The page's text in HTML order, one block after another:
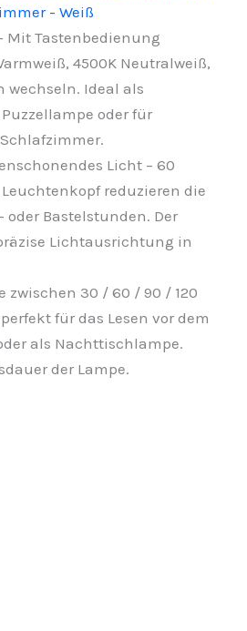
- Weiß
Mit Tastenbedienung
4500K Neutralweiß,
wechseln. Ideal als
oder für
Licht – 60
reduzieren die
Bastelstunden. Der
Lichtausrichtung in
zwischen 30 / 60 / 90 / 120
für das Lesen vor dem
als Nachttischlampe.
der Lampe.